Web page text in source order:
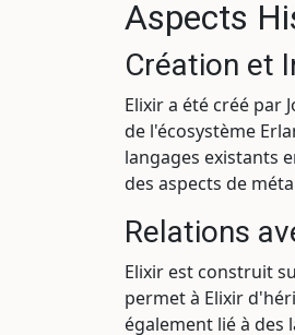
Aspects
Création et
Elixir a été créé par
de l'écosystème
langages existants
des aspects de
Relations
Elixir est construit
permet à Elixir
également lié à des